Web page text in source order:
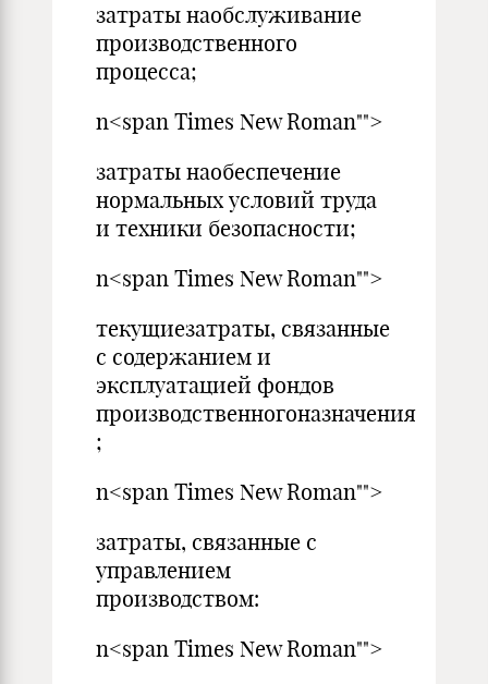
затраты наобслуживание
производственного
процесса;
n<span Times New Roman"">
затраты наобеспечение
нормальных условий труда
и техники безопасности;
n<span Times New Roman"">
текущиезатраты, связанные
с содержанием и
эксплуатацией фондов
производственногоназначения
;
n<span Times New Roman"">
затраты, связанные с
управлением
производством:
n<span Times New Roman"">